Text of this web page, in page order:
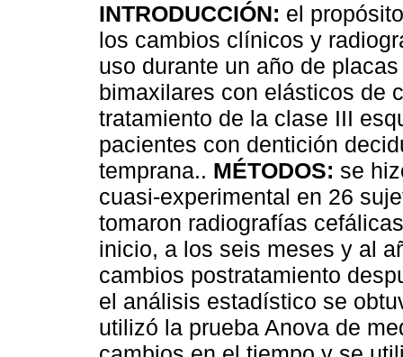
INTRODUCCIÓN: el
los cambios clínicos y
uso durante un año de
bimaxilares con elásticos de
tratamiento de la clase III
pacientes con dentición
temprana.. MÉTODOS: se
cuasi-experimental en 26
tomaron radiografías
inicio, a los seis meses y al
cambios postratamiento
el análisis estadístico se
utilizó la prueba Anova de